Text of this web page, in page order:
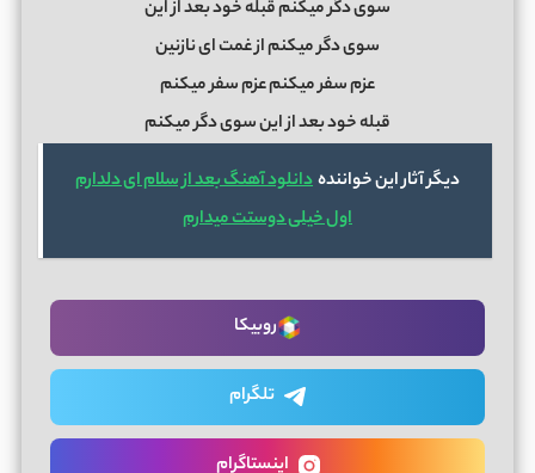
ﺳﻮی دﮔﺮ ﻣﻴﻜﻨﻢ ﻗﺒﻠﻪ ﺧﻮد ﺑﻌﺪ از اﻳﻦ
ﺳﻮی دﮔﺮ ﻣﻴﻜﻨﻢ از ﻏﻤﺖ ای ﻧﺎزﻧﻴﻦ
ﻋﺰم ﺳﻔﺮ ﻣﻴﻜﻨﻢ ﻋﺰم ﺳﻔﺮ ﻣﻴﻜﻨﻢ
ﻗﺒﻠﻪ ﺧﻮد ﺑﻌﺪ از اﻳﻦ ﺳﻮی دﮔﺮ ﻣﻴﻜﻨﻢ
دیگر آثار این خوانندهدانلود آهنگ بعد از سلام ای دلدارم
اول خیلی دوستت میدارم
روبیکا
تلگرام
اینستاگرام